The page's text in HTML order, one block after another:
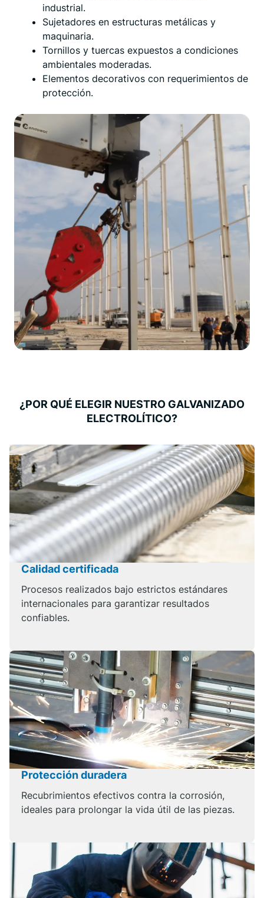
industrial.
Sujetadores en estructuras metálicas y
maquinaria.
Tornillos y tuercas expuestos a condiciones
ambientales moderadas.
Elementos decorativos con requerimientos de
protección.
¿POR QUÉ ELEGIR NUESTRO GALVANIZADO
ELECTROLÍTICO?
Calidad certificada
Procesos realizados bajo estrictos estándares
internacionales para garantizar resultados
confiables.
Protección duradera
Recubrimientos efectivos contra la corrosión,
ideales para prolongar la vida útil de las piezas.